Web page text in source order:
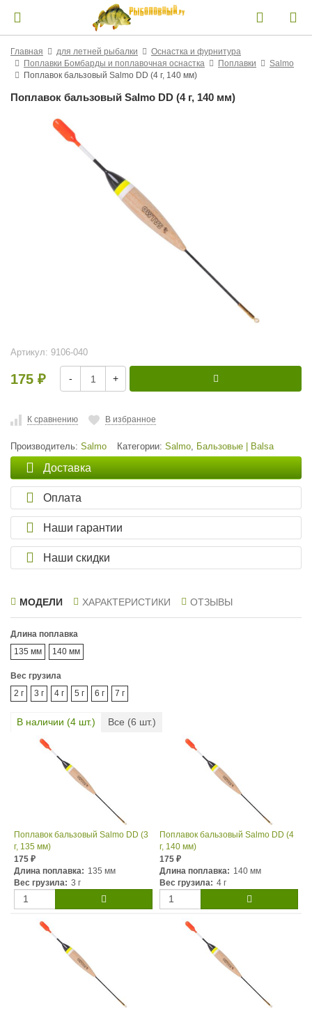
Главная для летней рыбалки
Оснастка и фурнитура
Поплавки Бомбарды и поплавочная оснастка
Поплавки
Salmo
Поплавок бальзовый Salmo DD (4 г, 140 мм)
Поплавок бальзовый Salmo DD (4 г, 140 мм)
Артикул: 9106-040
175 ₽ - +
К сравнению В избранное
Производитель: Salmo Категории: Salmo, Бальзовые | Balsa
Доставка
Оплата
Наши гарантии
Наши скидки
МОДЕЛИ ХАРАКТЕРИСТИКИ ОТЗЫВЫ
Длина поплавка
135 мм
140 мм
Вес грузила
2 г
3 г 4 г 5 г 6 г 7 г
В наличии (4 шт.) Все (6 шт.)
Поплавок бальзовый Salmo DD (3
г, 135 мм)
175 ₽
Длина поплавка: 135 мм
Вес грузила: 3 г
Поплавок бальзовый Salmo DD (4
г, 140 мм)
175 ₽
Длина поплавка: 140 мм
Вес грузила: 4 г